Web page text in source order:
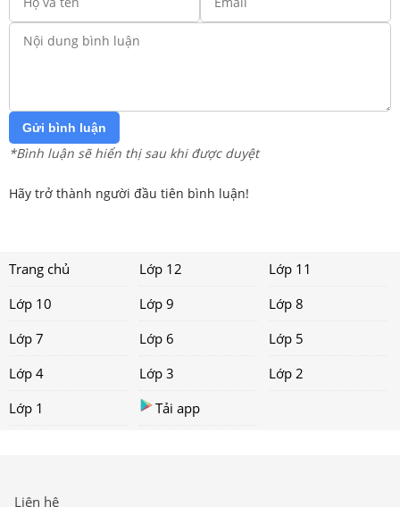
Gửi bình luận
*Bình luận sẽ hiển thị sau khi được duyệt
Hãy trở thành người đầu tiên bình luận!
Trang chủ Lớp 12
Lớp 11
Lớp 10
Lớp 9
Lớp 8
Lớp 7
Lớp 6
Lớp 5
Lớp 4
Lớp 3
Lớp 2
Lớp 1
Tải app
Liên hệ